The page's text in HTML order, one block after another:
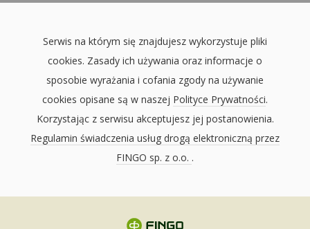
Serwis na którym się znajdujesz wykorzystuje pliki
cookies. Zasady ich używania oraz informacje o
sposobie wyrażania i cofania zgody na używanie
cookies opisane są w naszej Polityce Prywatności.
Korzystając z serwisu akceptujesz jej postanowienia.
Regulamin świadczenia usług drogą elektroniczną przez
FINGO sp. z o.o. .